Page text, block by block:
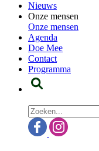
Nieuws
Onze mensen
Onze mensen
Agenda
Doe Mee
Contact
Programma